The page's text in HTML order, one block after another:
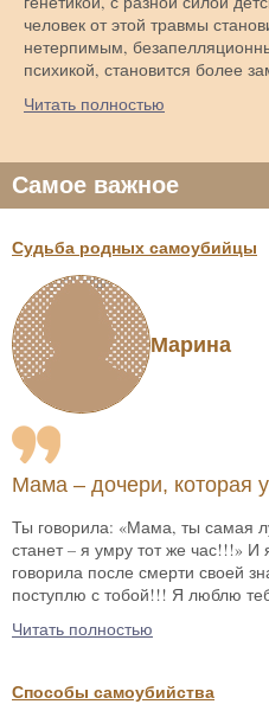
Самое важное
Судьба родных самоубийцы
Марина
Мама – дочери, которая
Ты говорила: «Мама, ты самая
станет – я умру тот же час!!!»
говорила после смерти своей
поступлю с тобой!!! Я люблю
Читать полностью
Способы самоубийства
человек от этой травмы
нетерпимым,
психикой, становится более
Читать полностью